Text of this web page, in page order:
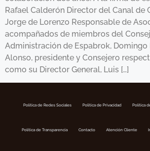
Rafael Calderón Director del Canal de
Jorge de Lorenzo Responsable de
acompañados de miembros del
Administración de Espabrok, Domingo
Alonso, presidente y Consejero
como su Director General, Luis […]
Política de Redes Sociales Politica de Privacidad Política
Política de Transparencia Contacto Atención Cliente